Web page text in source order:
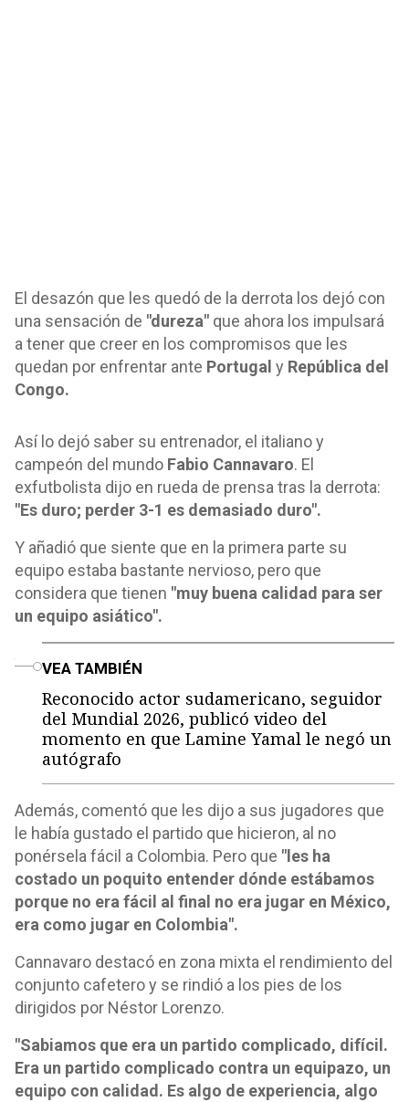
El desazón que les quedó de la derrota los dejó con
una sensación de "dureza" que ahora los impulsará
a tener que creer en los compromisos que les
quedan por enfrentar ante Portugal y República del
Congo.
Así lo dejó saber su entrenador, el italiano y
campeón del mundo Fabio Cannavaro. El
exfutbolista dijo en rueda de prensa tras la derrota:
"Es duro; perder 3-1 es demasiado duro".
Y añadió que siente que en la primera parte su
equipo estaba bastante nervioso, pero que
considera que tienen "muy buena calidad para ser
un equipo asiático".
VEA TAMBIÉN
Reconocido actor sudamericano, seguidor
del Mundial 2026, publicó video del
momento en que Lamine Yamal le negó un
autógrafo
Además, comentó que les dijo a sus jugadores que
le había gustado el partido que hicieron, al no
ponérsela fácil a Colombia. Pero que "les ha
costado un poquito entender dónde estábamos
porque no era fácil al final no era jugar en México,
era como jugar en Colombia".
Cannavaro destacó en zona mixta el rendimiento del
conjunto cafetero y se rindió a los pies de los
dirigidos por Néstor Lorenzo.
"Sabiamos que era un partido complicado, difícil.
Era un partido complicado contra un equipazo, un
equipo con calidad. Es algo de experiencia, algo